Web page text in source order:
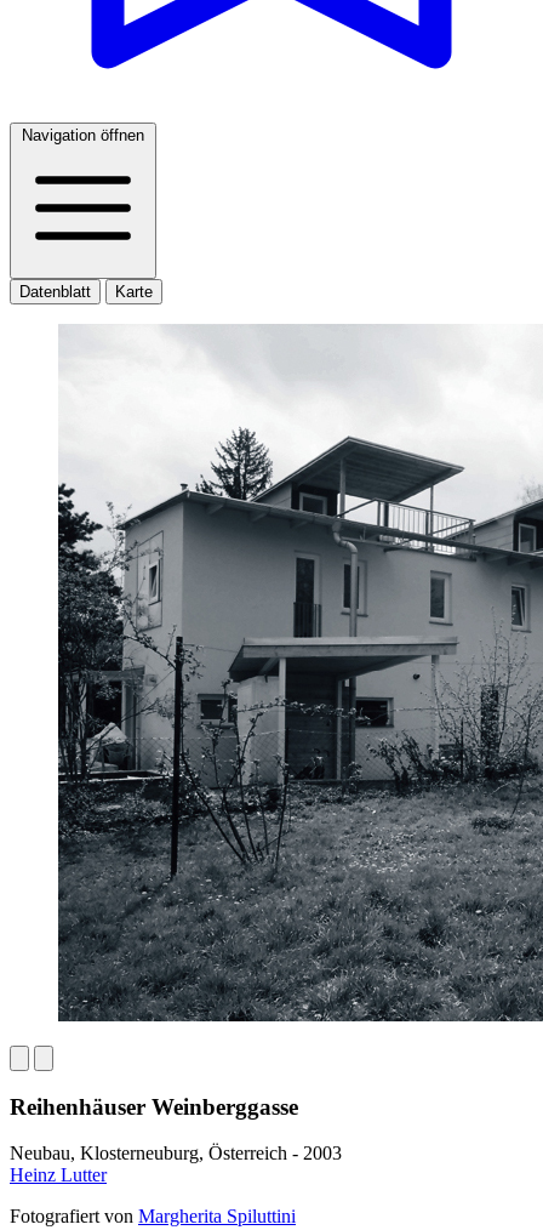
Navigation öffnen
Datenblatt Karte
Reihenhäuser Weinberggasse
Neubau, Klosterneuburg, Österreich - 2003
Heinz Lutter
Fotografiert von Margherita Spiluttini